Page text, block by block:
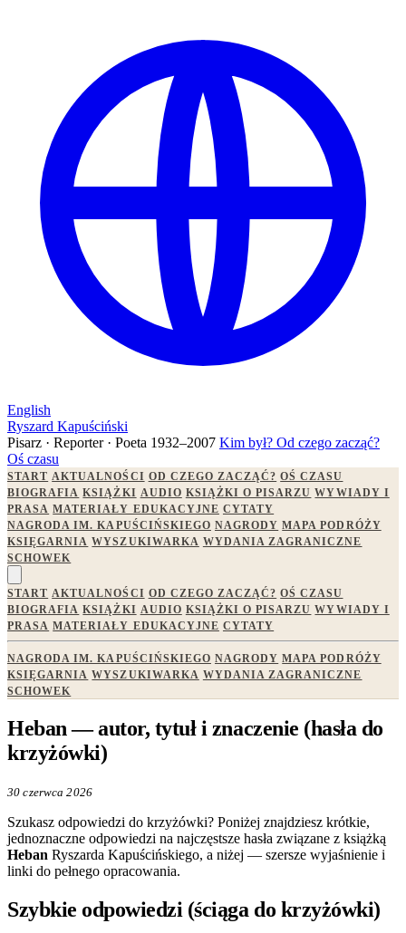
English
Ryszard Kapuściński
Pisarz · Reporter · Poeta 1932–2007 Kim był? Od czego zacząć?
Oś czasu
START AKTUALNOŚCI OD CZEGO ZACZĄĆ? OŚ CZASU
BIOGRAFIA KSIĄŻKI AUDIO KSIĄŻKI O PISARZU WYWIADY I
PRASA MATERIAŁY EDUKACYJNE CYTATY
NAGRODA IM. KAPUŚCIŃSKIEGO NAGRODY MAPA PODRÓŻY
KSIĘGARNIA WYSZUKIWARKA WYDANIA ZAGRANICZNE
SCHOWEK
START AKTUALNOŚCI OD CZEGO ZACZĄĆ? OŚ CZASU
BIOGRAFIA KSIĄŻKI AUDIO KSIĄŻKI O PISARZU WYWIADY I
PRASA MATERIAŁY EDUKACYJNE CYTATY
NAGRODA IM. KAPUŚCIŃSKIEGO NAGRODY MAPA PODRÓŻY
KSIĘGARNIA WYSZUKIWARKA WYDANIA ZAGRANICZNE
SCHOWEK
Heban — autor, tytuł i znaczenie (hasła do
krzyżówki)
30 czerwca 2026
Szukasz odpowiedzi do krzyżówki? Poniżej znajdziesz krótkie,
jednoznaczne odpowiedzi na najczęstsze hasła związane z książką
Heban Ryszarda Kapuścińskiego, a niżej — szersze wyjaśnienie i
linki do pełnego opracowania.
Szybkie odpowiedzi (ściąga do krzyżówki)